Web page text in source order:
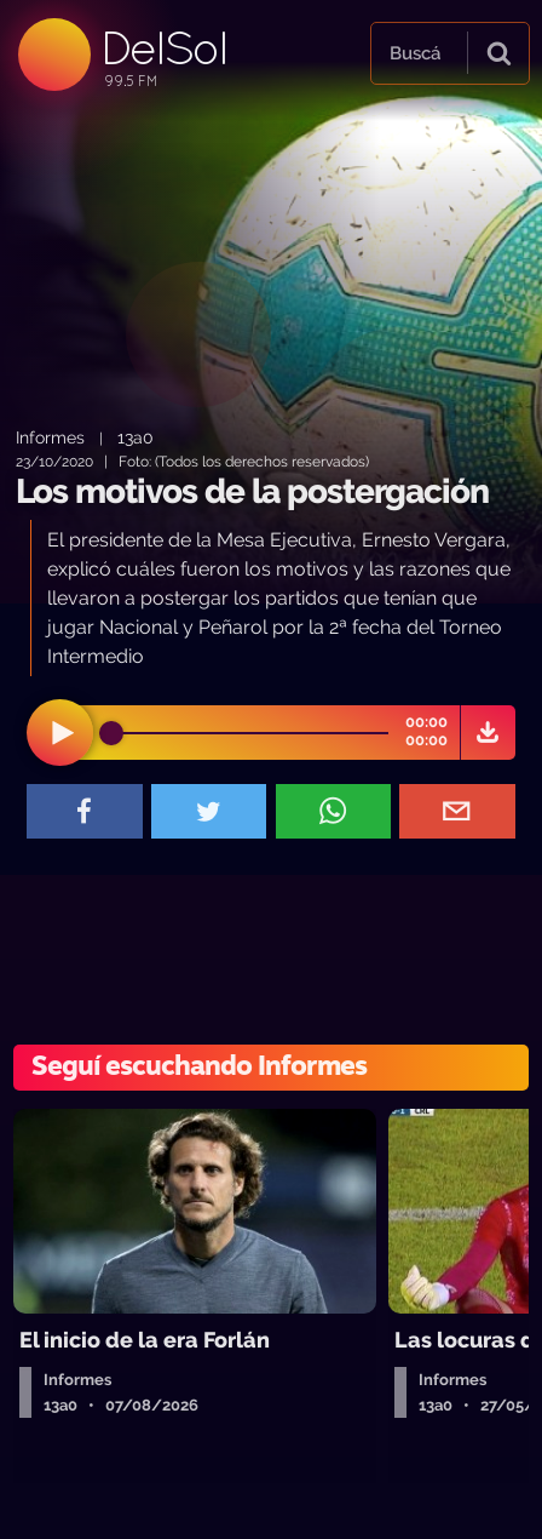
DelSol
99.5 FM
99.5 FM
99.5 FM
Buscá
Informes |13a0
23/10/2020 | Foto: (Todos los derechos reservados)
Los motivos de la postergación
El presidente de la Mesa Ejecutiva, Ernesto Vergara,
explicó cuáles fueron los motivos y las razones que
llevaron a postergar los partidos que tenían que
jugar Nacional y Peñarol por la 2ª fecha del Torneo
Intermedio
00:00
00:00
Seguí escuchando Informes
El inicio de la era Forlán
Informes
13a0 • 07/08/2026
Las locuras
Informes
13a0 • 27/05/